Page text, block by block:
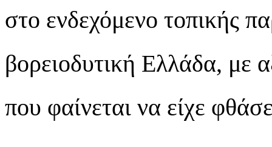
στο ενδεχόμενο τοπικής
βορειοδυτική Ελλάδα, με
που φαίνεται να είχε